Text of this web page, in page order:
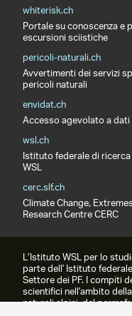
whiterisk.ch
Portale su conoscenza
escursioni sciistiche
pericoli-naturali.ch
Avvertimenti dei servizi
pericoli naturali
envidat.ch
Accesso agevolato a
wsl.ch
Istituto federale di
WSL
cerc.slf.ch
Climate Change,
Research Centre CERC
L’Istituto WSL per lo
parte dell' Istituto
Settore dei PF. I compiti
scientifici nell'ambito
naturali alpini, del